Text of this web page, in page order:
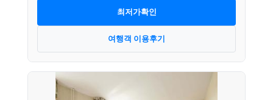
최저가확인
여행객 이용후기